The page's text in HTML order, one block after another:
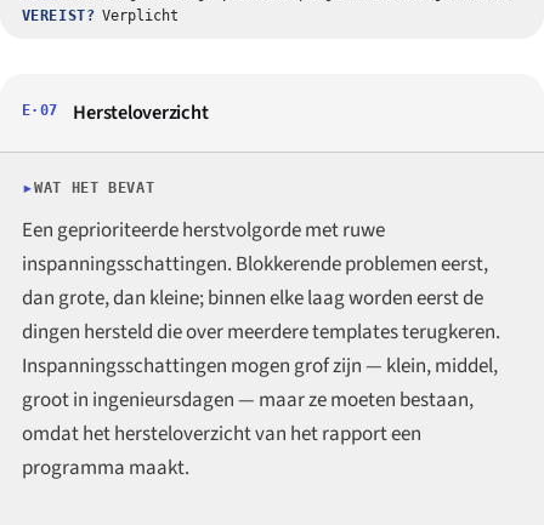
VEREIST? Verplicht
E·07 Hersteloverzicht
WAT HET BEVAT
Een geprioriteerde herstvolgorde met ruwe
inspanningsschattingen. Blokkerende problemen eerst,
dan grote, dan kleine; binnen elke laag worden eerst de
dingen hersteld die over meerdere templates terugkeren.
Inspanningsschattingen mogen grof zijn — klein, middel,
groot in ingenieursdagen — maar ze moeten bestaan,
omdat het hersteloverzicht van het rapport een
programma maakt.